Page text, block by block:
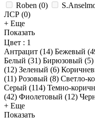
Roben (0)
ЛСР (0)
+ Еще
Показать
Цвет : 1
Антрацит (14) Бежевый (
Белый (31) Бирюзовый (5)
(12) Зеленый (6)
(11) Розовый (8) Светло-
Серый (114) Темно-
(42) Фиолетовый (12)
+ Еще
Показать